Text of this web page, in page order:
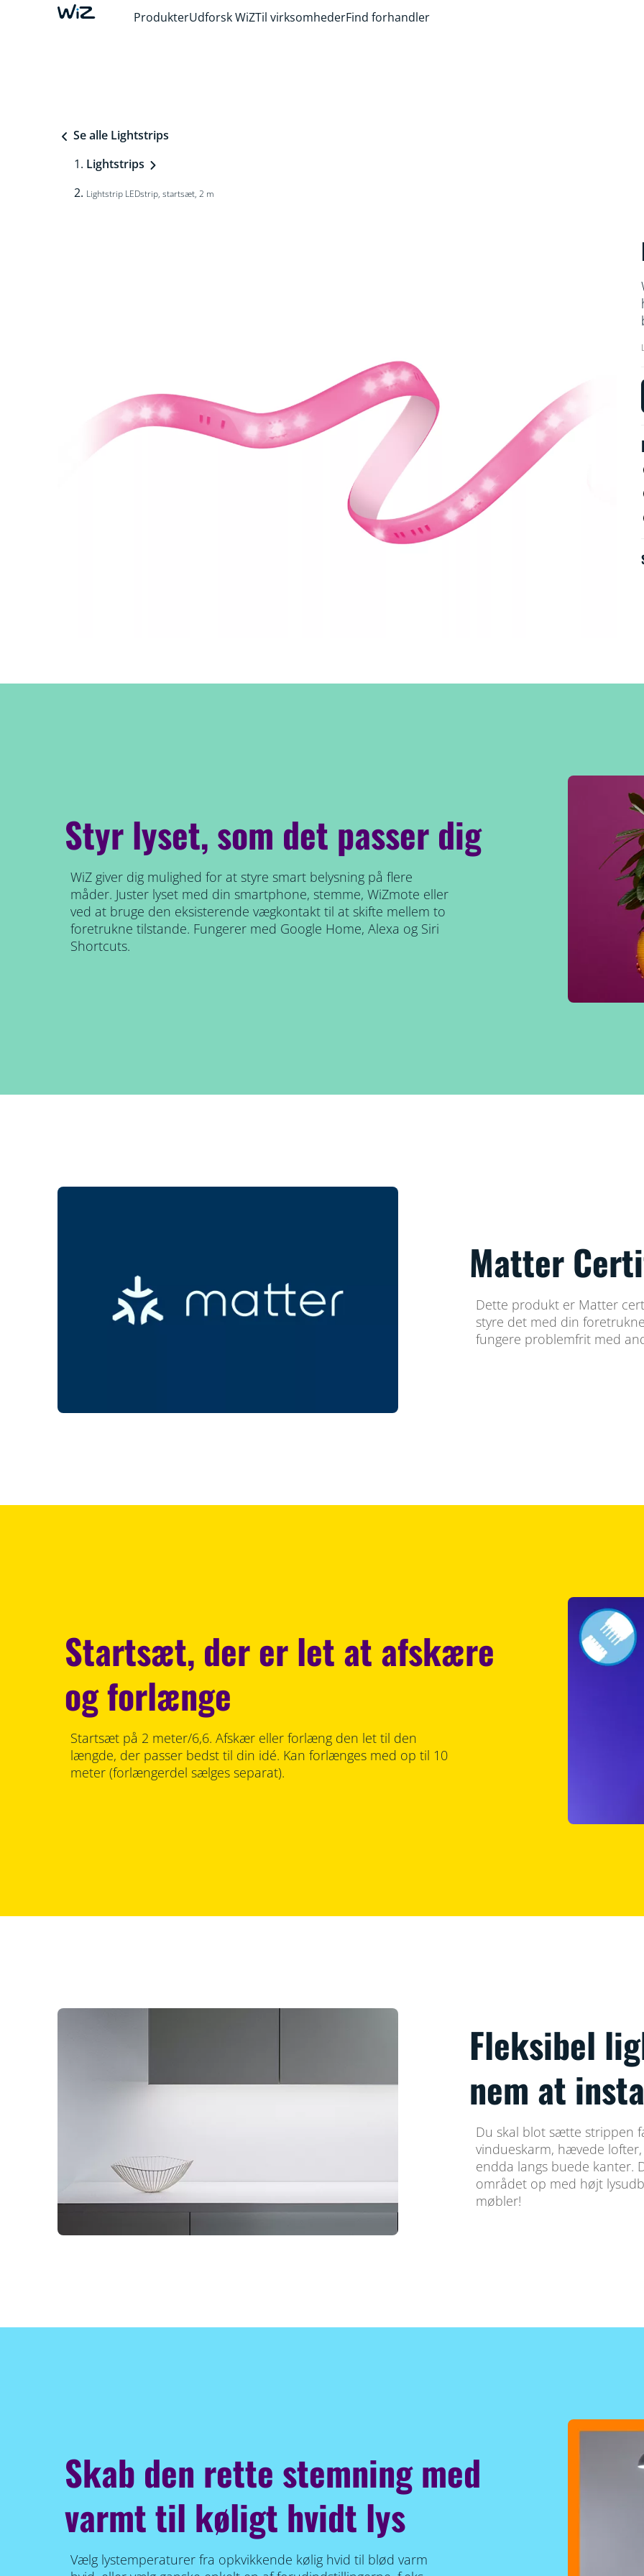
ProdukterUdforsk WiZTil virksomhederFind forhandler
Se alle Lightstrips
Lightstrips
Lightstrip LEDstrip, startsæt, 2 m
Styr lyset, som det passer dig
WiZ giver dig mulighed for at styre smart belysning på flere
måder. Juster lyset med din smartphone, stemme, WiZmote eller
ved at bruge den eksisterende vægkontakt til at skifte mellem to
foretrukne tilstande. Fungerer med Google Home, Alexa og Siri
Shortcuts.
Matter
Dette produkt er Matter
styre det med din
fungere problemfrit med
Startsæt, der er let at afskære
og forlænge
Startsæt på 2 meter/6,6. Afskær eller forlæng den let til den
længde, der passer bedst til din idé. Kan forlænges med op til 10
meter (forlængerdel sælges separat).
Fleksibel
nem at
Du skal blot sætte strippen
vindueskarm, hævede
endda langs buede kanter.
området op med højt
møbler!
Skab den rette stemning med
varmt til køligt hvidt lys
Vælg lystemperaturer fra opkvikkende kølig hvid til blød varm